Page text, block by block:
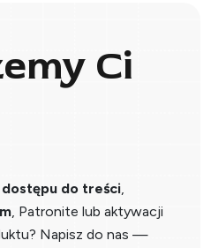
Ci
dostępu do treści,
, Patronite lub aktywacji
Napisz do nas —